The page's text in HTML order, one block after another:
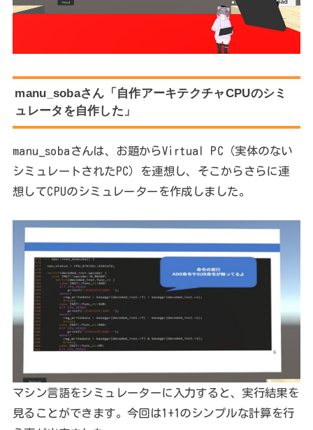
manu_sobaさん「自作アーキテクチャCPUのシミ
ュレータを自作した」
manu_sobaさんは、お題からVirtual PC（実体のない
シミュレートされたPC）を連想し、そこからさらに連
想してCPUのシミュレーターを作成しました。
マシン言語をシミュレーターに入力すると、実行結果を
見ることができます。今回は1+1のシンプルな計算を行